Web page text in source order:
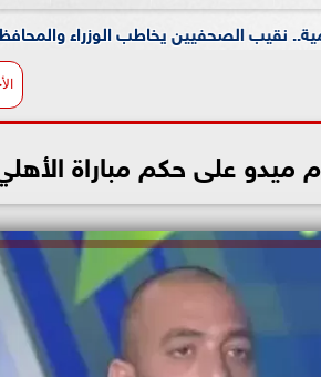
يخاطب الوزراء والمحافظين وبلاغات
ميدو على حكم مباراة